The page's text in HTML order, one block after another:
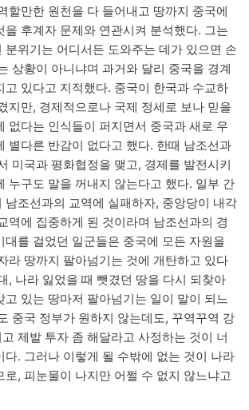
할만한 원천을 다 들어내고 땅까지 중국에
을 후계자 문제와 연관시켜 분석했다. 그는
분위기는 어디서든 도와주는 데가 있으면 손
상황이 아니냐며 과거와 달리 중국을 경계
고 있다고 지적했다. 중국이 한국과 수교하
지만, 경제적으로나 국제 정세로 보나 믿을
없다는 인식들이 퍼지면서 중국과 새로 우
별다른 반감이 없다고 했다. 한때 남조선과
미국과 평화협정을 맺고, 경제를 발전시키
누구도 말을 꺼내지 않는다고 했다. 일부 간
남조선과의 교역에 실패하자, 중앙당이 내각
역에 집중하게 된 것이라며 남조선과의 경
대를 걸었던 일군들은 중국에 모든 자원을
라 땅까지 팔아넘기는 것에 개탄하고 있다
, 나라 잃었을 때 뺏겼던 땅을 다시 되찾아
고 있는 땅마저 팔아넘기는 일이 말이 되느
중국 정부가 원하지 않는데도, 꾸역꾸역 강
제발 투자 좀 해달라고 사정하는 것이 너
다. 그러나 이렇게 될 수밖에 없는 것이 나라
로, 피눈물이 나지만 어쩔 수 없지 않느냐고